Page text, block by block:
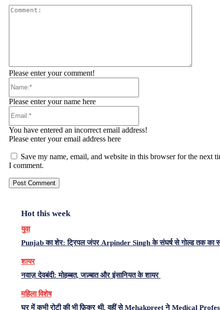
Please enter your comment!
Please enter your name here
You have entered an incorrect email address!
Please enter your email address here
Save my name, email, and website in this browser for the next
I comment.
Hot this week
युवा
Punjab का शेर: ट्रिपल जंपर Arpinder Singh के संघर्ष से गोल्ड तक का
शायर
नवाज़ देवबंदी: मोहब्बत, जज़्बात और इंसानियत के शायर
महिला विशेष
घर में कभी रोटी की भी फ़िक्र थी, वहीं से Mehakpreet ने Medical